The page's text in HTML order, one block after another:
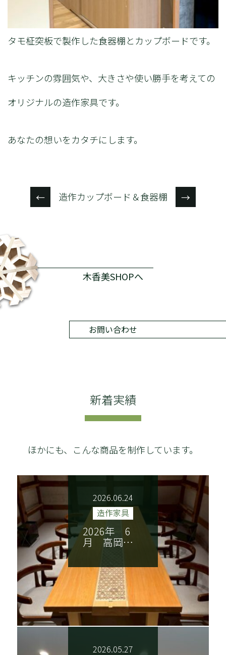
タモ柾突板で製作した食器棚とカップボードです。
キッチンの雰囲気や、大きさや使い勝手を考えての
オリジナルの造作家具です。
あなたの想いをカタチにします。
← 造作カップボード＆食器棚 →
木香美SHOPへ
お問い合わせ
新着実績
ほかにも、こんな商品を制作しています。
2026.06.24
造作家具
2026年 6
月 高岡…
2026.05.27